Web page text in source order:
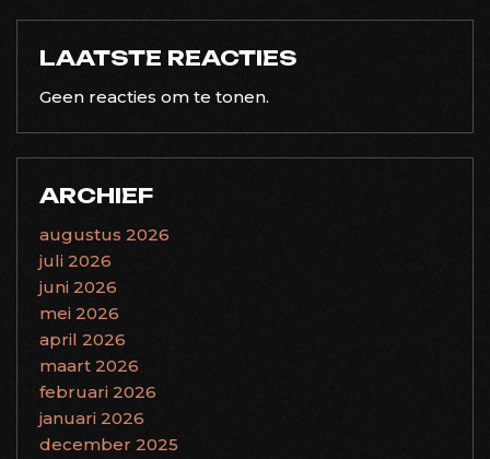
LAATSTE REACTIES
Geen reacties om te tonen.
ARCHIEF
augustus 2026
juli 2026
juni 2026
mei 2026
april 2026
maart 2026
februari 2026
januari 2026
december 2025